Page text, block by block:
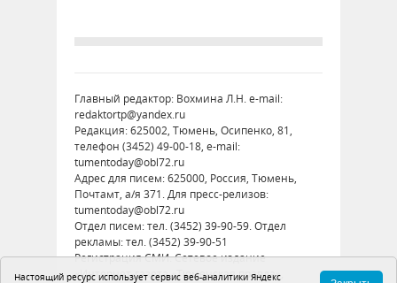
Главный редактор: Вохмина Л.Н. e-mail:
redaktortp@yandex.ru
Редакция: 625002, Тюмень, Осипенко, 81,
телефон (3452) 49-00-18, e-mail:
tumentoday@obl72.ru
Адрес для писем: 625000, Россия, Тюмень,
Почтамт, а/я 371. Для пресс-релизов:
tumentoday@obl72.ru
Отдел писем: тел. (3452) 39-90-59. Отдел
рекламы: тел. (3452) 39-90-51
Регистрация СМИ: Сетевое издание
«Интернет-газета «Тюменская правда»,
Настоящий ресурс использует сервис веб-аналитики Яндекс